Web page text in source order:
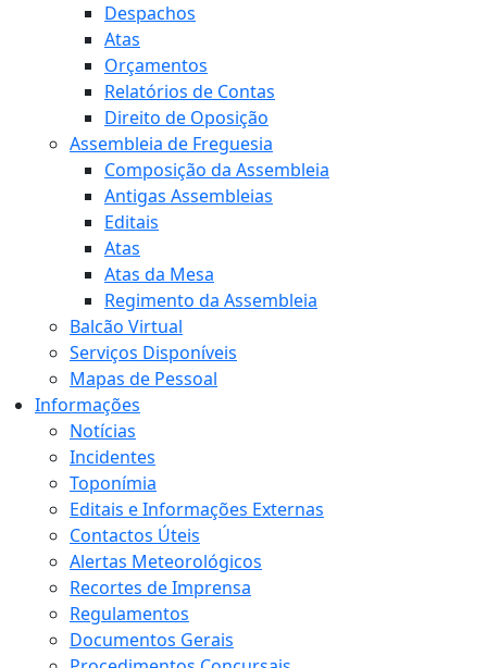
Despachos
Atas
Orçamentos
Relatórios de Contas
Direito de Oposição
Assembleia de Freguesia
Composição da Assembleia
Antigas Assembleias
Editais
Atas
Atas da Mesa
Regimento da Assembleia
Balcão Virtual
Serviços Disponíveis
Mapas de Pessoal
Informações
Notícias
Incidentes
Toponímia
Editais e Informações Externas
Contactos Úteis
Alertas Meteorológicos
Recortes de Imprensa
Regulamentos
Documentos Gerais